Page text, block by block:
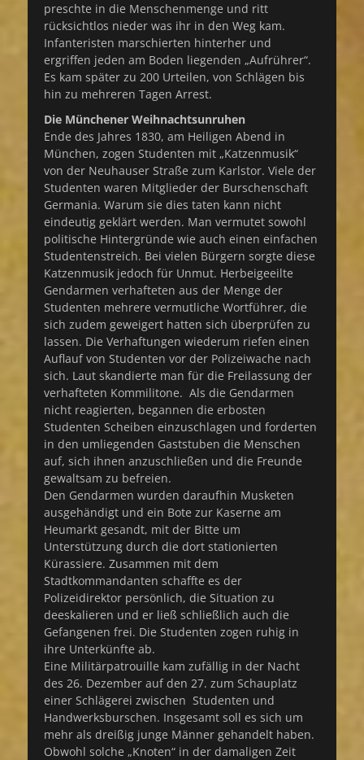
preschte in die Menschenmenge und ritt
rücksichtlos nieder was ihr in den Weg kam.
Infanteristen marschierten hinterher und
ergriffen jeden am Boden liegenden „Aufrührer“.
Es kam später zu 200 Urteilen, von Schlägen bis
hin zu mehreren Tagen Arrest.
Die Münchener Weihnachtsunruhen
Ende des Jahres 1830, am Heiligen Abend in
München, zogen Studenten mit „Katzenmusik“
von der Neuhauser Straße zum Karlstor. Viele der
Studenten waren Mitglieder der Burschenschaft
Germania. Warum sie dies taten kann nicht
eindeutig geklärt werden. Man vermutet sowohl
politische Hintergründe wie auch einen einfachen
Studentenstreich. Bei vielen Bürgern sorgte diese
Katzenmusik jedoch für Unmut. Herbeigeeilte
Gendarmen verhafteten aus der Menge der
Studenten mehrere vermutliche Wortführer, die
sich zudem geweigert hatten sich überprüfen zu
lassen. Die Verhaftungen wiederum riefen einen
Auflauf von Studenten vor der Polizeiwache nach
sich. Laut skandierte man für die Freilassung der
verhafteten Kommilitone. Als die Gendarmen
nicht reagierten, begannen die erbosten
Studenten Scheiben einzuschlagen und forderten
in den umliegenden Gaststuben die Menschen
auf, sich ihnen anzuschließen und die Freunde
gewaltsam zu befreien.
Den Gendarmen wurden daraufhin Musketen
ausgehändigt und ein Bote zur Kaserne am
Heumarkt gesandt, mit der Bitte um
Unterstützung durch die dort stationierten
Kürassiere. Zusammen mit dem
Stadtkommandanten schaffte es der
Polizeidirektor persönlich, die Situation zu
deeskalieren und er ließ schließlich auch die
Gefangenen frei. Die Studenten zogen ruhig in
ihre Unterkünfte ab.
Eine Militärpatrouille kam zufällig in der Nacht
des 26. Dezember auf den 27. zum Schauplatz
einer Schlägerei zwischen Studenten und
Handwerksburschen. Insgesamt soll es sich um
mehr als dreißig junge Männer gehandelt haben.
Obwohl solche „Knoten“ in der damaligen Zeit